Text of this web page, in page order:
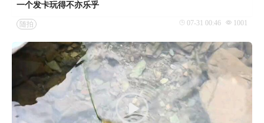
一个发卡玩得不亦乐乎
随拍 07-31 00:46 1001